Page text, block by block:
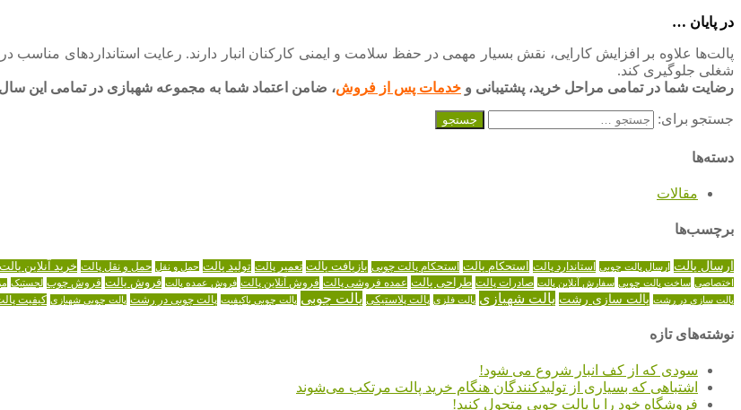
در پایان …
پالت‌ها علاوه بر افزایش کارایی، نقش بسیار مهمی در حفظ سلامت و ایمنی کارکنان انبار دارند. رعایت استانداردهای مناسب
شغلی جلوگیری کند.
رضایت شما در تمامی مراحل خرید، پشتیبانی و خدمات پس از فروش، ضامن اعتماد شما به مجموعه شهبازی در تمامی این
جستجو برای:
دسته‌ها
مقالات
برچسب‌ها
ارسال پالت ارسال پالت چوبی استاندارد پالت استحکام پالت استحکام پالت چوبی بازیافت پالت تعمیر پالت تولید پالت حمل و نقل حمل و نقل پالت خرید آنلاین پالت
اختصاصی ساخت پالت چوبی سفارش آنلاین پالت صادرات پالت طراحی پالت عمده فروشی پالت فروش آنلاین پالت فروش عمده پالت فروش پالت فروش چوب لجستیک
پالت سازی در رشت پالت سازی رشت پالت شهبازی پالت فلزی پالت پلاستیکی پالت چوبی پالت چوبی باکیفیت پالت چوبی در رشت پالت چوبی شهبازی کیفیت
نوشته‌های تازه
سودی که از کف انبار شروع می شود!
اشتباهی که بسیاری از تولیدکنندگان هنگام خرید پالت مرتکب می‌شوند
فروشگاه خود را با پالت چوبی متحول کنید!